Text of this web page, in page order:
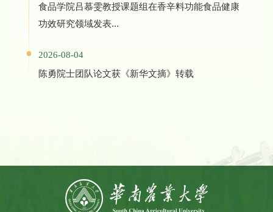
食品学院吕慕雯教授课题组在香辛料功能食品健康
功效研究领域发表...
2026-08-04
陈勇院士团队论文获《新华文摘》转载